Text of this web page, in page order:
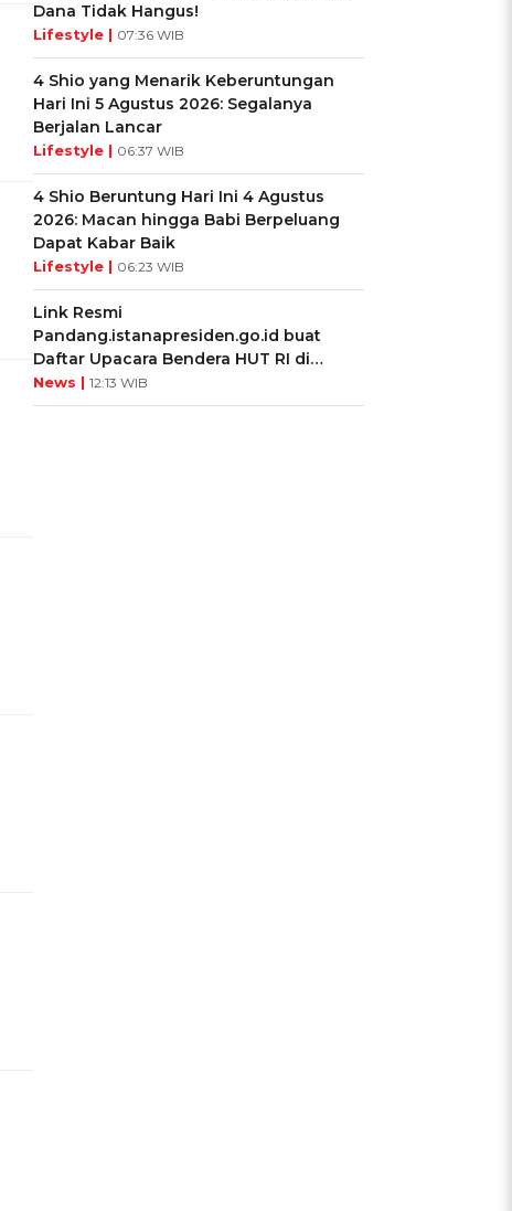
Dana Tidak Hangus!
Lifestyle | 07:36 WIB
4 Shio yang Menarik Keberuntungan
Hari Ini 5 Agustus 2026: Segalanya
Berjalan Lancar
Lifestyle | 06:37 WIB
4 Shio Beruntung Hari Ini 4 Agustus
2026: Macan hingga Babi Berpeluang
Dapat Kabar Baik
Lifestyle | 06:23 WIB
Link Resmi
Pandang.istanapresiden.go.id buat
Daftar Upacara Bendera HUT RI di
Istana Negara
News | 12:13 WIB